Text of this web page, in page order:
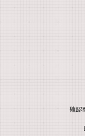
確認